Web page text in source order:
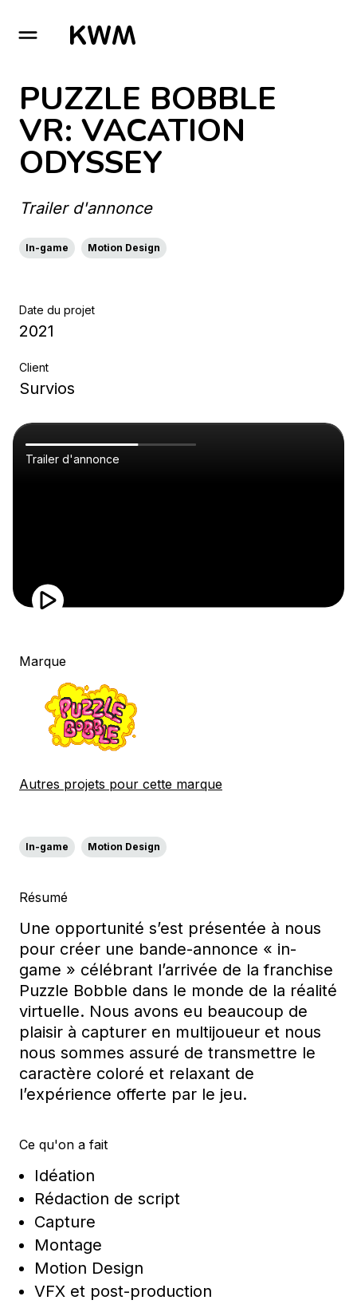
GO TO HOMEPAGE
PUZZLE BOBBLE
VR: VACATION
ODYSSEY
Trailer d'annonce
In-game Motion Design
Date du projet
2021
Client
Survios
Trailer d'annonce
Marque
Autres projets pour cette marque
In-game Motion Design
Résumé
Une opportunité s’est présentée à nous
pour créer une bande-annonce « in-
game » célébrant l’arrivée de la franchise
Puzzle Bobble dans le monde de la réalité
virtuelle. Nous avons eu beaucoup de
plaisir à capturer en multijoueur et nous
nous sommes assuré de transmettre le
caractère coloré et relaxant de
l’expérience offerte par le jeu.
Ce qu'on a fait
Idéation
Rédaction de script
Capture
Montage
Motion Design
VFX et post-production